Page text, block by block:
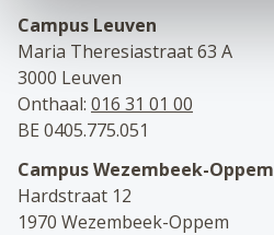
Campus Leuven
Maria Theresiastraat 63 A
3000 Leuven
Onthaal: 016 31 01 00
BE 0405.775.051
Campus Wezembeek-Oppem
Hardstraat 12
1970 Wezembeek-Oppem